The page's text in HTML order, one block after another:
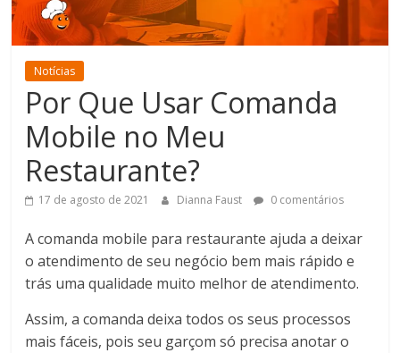
Notícias
Por Que Usar Comanda
Mobile no Meu
Restaurante?
17 de agosto de 2021 Dianna Faust 0 comentários
A comanda mobile para restaurante ajuda a deixar
o atendimento de seu negócio bem mais rápido e
trás uma qualidade muito melhor de atendimento.
Assim, a comanda deixa todos os seus processos
mais fáceis, pois seu garçom só precisa anotar o